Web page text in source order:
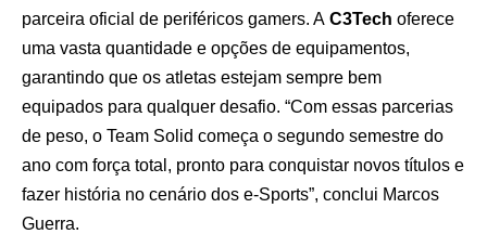
parceira oficial de periféricos gamers. A C3Tech oferece
uma vasta quantidade e opções de equipamentos,
garantindo que os atletas estejam sempre bem
equipados para qualquer desafio. “Com essas parcerias
de peso, o Team Solid começa o segundo semestre do
ano com força total, pronto para conquistar novos títulos e
fazer história no cenário dos e-Sports”, conclui Marcos
Guerra.